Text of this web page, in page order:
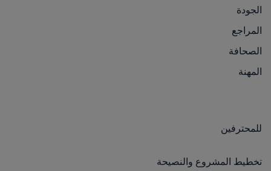
الجودة
المراجع
الصحافة
المهنة
للمحترفين
تخطيط المشروع والنصيحة